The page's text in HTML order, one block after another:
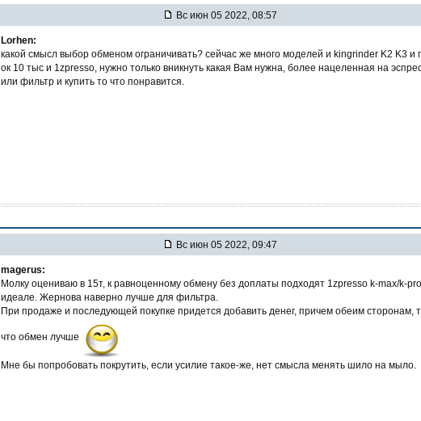
Вс июн 05 2022, 08:57
Lorhen:
какой смысл выбор обменом ограничивать? сейчас же много моделей и kingrinder K2 K3 и
ок 10 тыс и 1zpresso, нужно только вникнуть какая Вам нужна, более нацеленная на
или фильтр и купить то что понравится.
Вс июн 05 2022, 09:47
magerus:
Молку оцениваю в 15т, к равноценному обмену без доплаты подходят 1zpresso k-max/k-
идеале. Жернова наверно лучше для фильтра.
При продаже и последующей покупке придется добавить денег, причем обеим сторонам,
что обмен лучше
Мне бы попробовать покрутить, если усилие такое-же, нет смысла менять шило на мыло.